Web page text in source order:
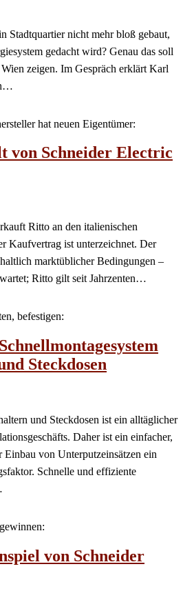
Stadtquartier nicht mehr bloß gebaut,
gedacht wird? Genau das soll
zeigen. Im Gespräch erklärt Karl
hat neuen Eigentümer:
von Schneider Electric
Ritto an den italienischen
Kaufvertrag ist unterzeichnet. Der
marktüblicher Bedingungen –
Ritto gilt seit Jahrzenten…
befestigen:
Steckdosen
und Steckdosen ist ein alltäglicher
Daher ist ein einfacher,
Einbau von Unterputzeinsätzen ein
Schnelle und effiziente
von Schneider